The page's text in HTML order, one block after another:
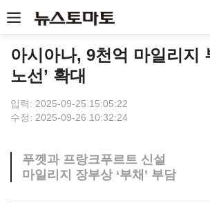
아시아나, 9천억 마일리지
노선’ 확대
입력: 2025-09-25 15:05:22
수정: 2025-09-26 10:32:24
푸껫과 프랑크푸르트 신설
마일리지 장부상 ‘부채’ 부담